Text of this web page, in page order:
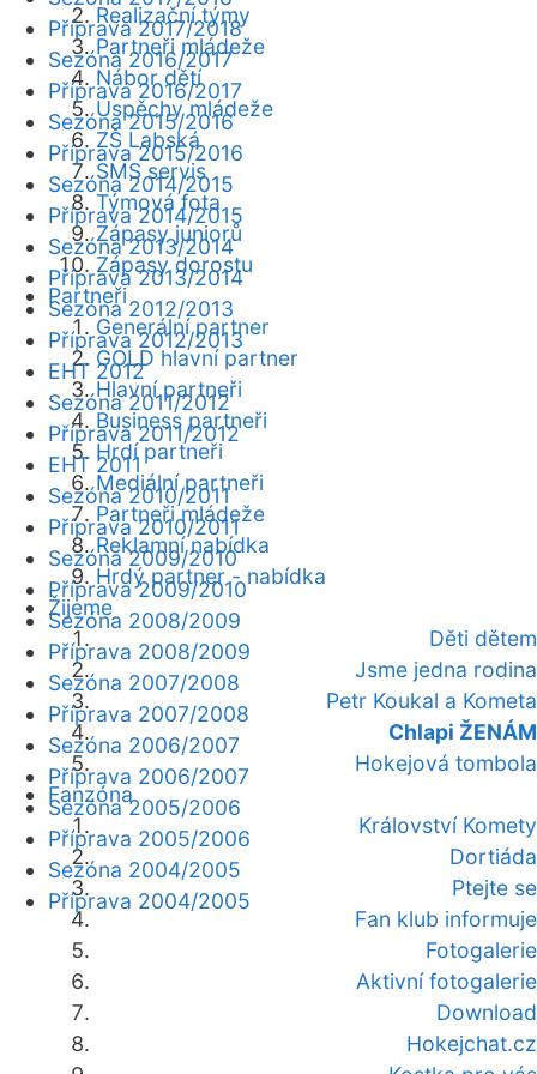
Realizační týmy
Partneři mládeže
Nábor dětí
Úspěchy mládeže
ZŠ Labská
SMS servis
Týmová fota
Zápasy juniorů
Zápasy dorostu
Partneři
Generální partner
GOLD hlavní partner
Hlavní partneři
Business partneři
Hrdí partneři
Mediální partneři
Partneři mládeže
Reklamní nabídka
Hrdý partner - nabídka
Žijeme
Děti dětem
Jsme jedna rodina
Petr Koukal a Kometa
Chlapi ŽENÁM
Hokejová tombola
Fanzóna
Království Komety
Dortiáda
Ptejte se
Fan klub informuje
Fotogalerie
Aktivní fotogalerie
Download
Hokejchat.cz
Příprava 2017/2018
Sezóna 2016/2017
Příprava 2016/2017
Sezóna 2015/2016
Příprava 2015/2016
Sezóna 2014/2015
Příprava 2014/2015
Sezóna 2013/2014
Příprava 2013/2014
Sezóna 2012/2013
Příprava 2012/2013
EHT 2012
Sezóna 2011/2012
Příprava 2011/2012
EHT 2011
Sezóna 2010/2011
Příprava 2010/2011
Sezóna 2009/2010
Příprava 2009/2010
Sezóna 2008/2009
Příprava 2008/2009
Sezóna 2007/2008
Příprava 2007/2008
Sezóna 2006/2007
Příprava 2006/2007
Sezóna 2005/2006
Příprava 2005/2006
Sezóna 2004/2005
Příprava 2004/2005